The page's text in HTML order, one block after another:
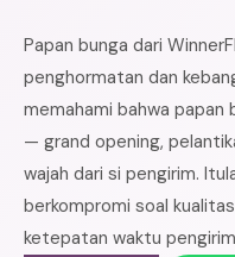
Papan bunga dari
penghormatan dan
memahami bahwa papan
— grand opening,
wajah dari si pengirim.
berkompromi soal
ketepatan waktu